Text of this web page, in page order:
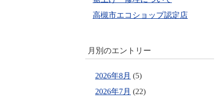
高槻市エコショップ認定店
月別のエントリー
2026年8月 (5)
2026年7月 (22)